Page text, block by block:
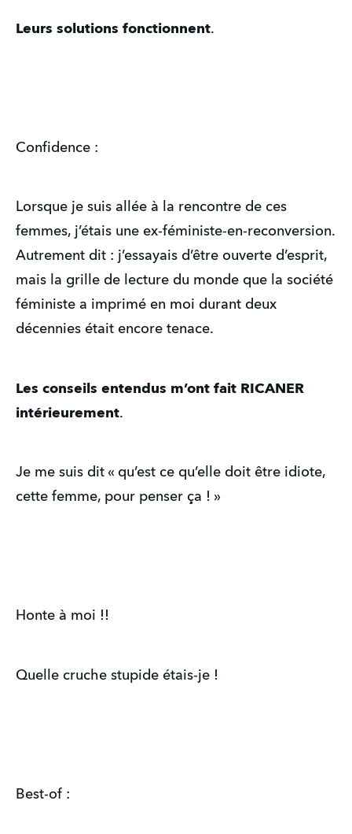
Leurs solutions fonctionnent.
Confidence :
Lorsque je suis allée à la rencontre de ces
femmes, j’étais une ex-féministe-en-reconversion.
Autrement dit : j’essayais d’être ouverte d’esprit,
mais la grille de lecture du monde que la société
féministe a imprimé en moi durant deux
décennies était encore tenace.
Les conseils entendus m’ont fait RICANER
intérieurement.
Je me suis dit « qu’est ce qu’elle doit être idiote,
cette femme, pour penser ça ! »
Honte à moi !!
Quelle cruche stupide étais-je !
Best-of :